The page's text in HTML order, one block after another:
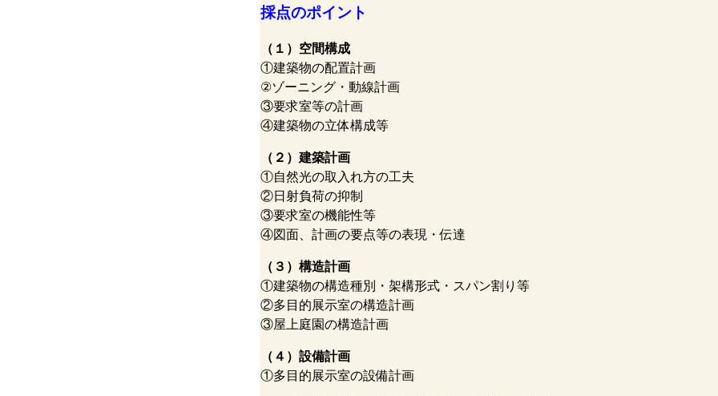
採点のポイント
（１）空間構成
①建築物の配置計画
②ゾーニング・動線計画
③要求室等の計画
④建築物の立体構成等
（２）建築計画
①自然光の取入れ方の工夫
②日射負荷の抑制
③要求室の機能性等
④図面、計画の要点等の表現・伝達
（３）構造計画
①建築物の構造種別・架構形式・スパン割り等
②多目的展示室の構造計画
③屋上庭園の構造計画
（４）設備計画
①多目的展示室の設備計画